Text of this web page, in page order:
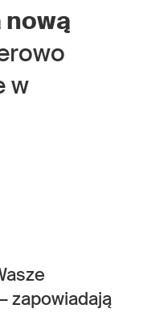
nową
w
zapowiadają